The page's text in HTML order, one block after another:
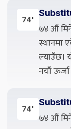
74'
७४ औं
स्थानमा
ल्याउँछ।
नयाँ
74'
७४ औं